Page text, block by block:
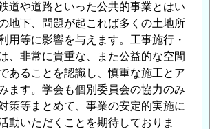
道や道路といった公共的事業とはい
地下、問題が起これば多くの土地所
用等に影響を与えます。工事施行・
、非常に貴重な、また公益的な空間
あることを認識し、慎重な施工とア
ます。学会も個別委員会の協力のみ
策等まとめて、事業の安定的実施に
動いただくことを期待しておりま